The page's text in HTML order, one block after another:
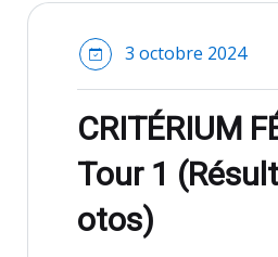
3 octobre 2024
CRITÉRIUM
Tour 1
otos)